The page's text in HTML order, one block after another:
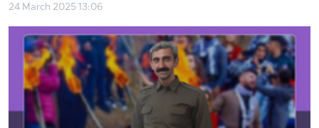
24 March 2025 13:06